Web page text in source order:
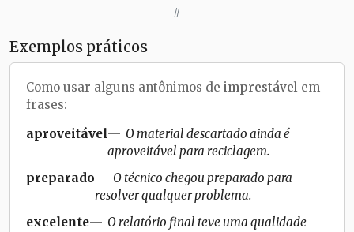
//
Exemplos práticos
Como usar alguns antônimos de imprestável em
frases:
aproveitável
O material descartado ainda é
aproveitável para reciclagem.
preparado
O técnico chegou preparado para
resolver qualquer problema.
excelente
O relatório final teve uma qualidade